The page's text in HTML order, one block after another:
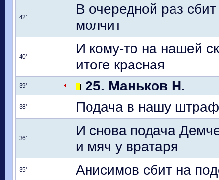
42'
В очередной раз
молчит
40'
И кому-то на нашей
итоге красная
39' 25. Маньков Н.
38' Подача в нашу
36'
И снова подача
и мяч у вратаря
35' Анисимов сбит на